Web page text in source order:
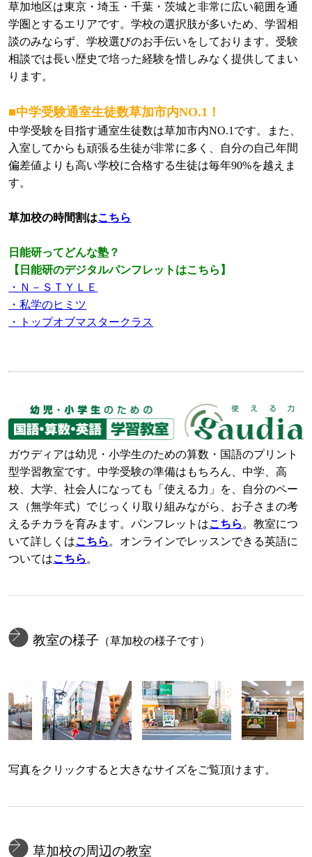
草加地区は東京・埼玉・千葉・茨城と非常に広い範囲を通
学圏とするエリアです。学校の選択肢が多いため、学習相
談のみならず、学校選びのお手伝いをしております。受験
相談では長い歴史で培った経験を惜しみなく提供してまい
ります。
■中学受験通室生徒数草加市内NO.1！
中学受験を目指す通室生徒数は草加市内NO.1です。また、
入室してからも頑張る生徒が非常に多く、自分の自己年間
偏差値よりも高い学校に合格する生徒は毎年90%を越えま
す。
草加校の時間割はこちら
日能研ってどんな塾？
【日能研のデジタルパンフレットはこちら】
・Ｎ－ＳＴＹＬＥ
・私学のヒミツ
・トップオブマスタークラス
ガウディアは幼児・小学生のための算数・国語のプリント
型学習教室です。中学受験の準備はもちろん、中学、高
校、大学、社会人になっても「使える力」を、自分のペー
ス（無学年式）でじっくり取り組みながら、お子さまの考
えるチカラを育みます。パンフレットはこちら 。教室につ
いて詳しくはこちら 。オンラインでレッスンできる英語に
ついてはこちら 。
教室の様子 （草加校の様子です）
写真をクリックすると大きなサイズをご覧頂けます。
草加校の周辺の教室